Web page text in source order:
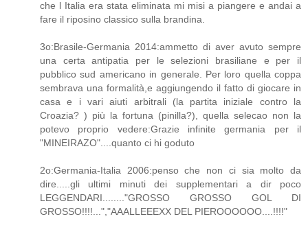
che l Italia era stata eliminata mi misi a piangere e andai a
fare il riposino classico sulla brandina.
3o:Brasile-Germania 2014:ammetto di aver avuto sempre
una certa antipatia per le selezioni brasiliane e per il
pubblico sud americano in generale. Per loro quella coppa
sembrava una formalità,e aggiungendo il fatto di giocare in
casa e i vari aiuti arbitrali (la partita iniziale contro la
Croazia? ) più la fortuna (pinilla?), quella selecao non la
potevo proprio vedere:Grazie infinite germania per il
"MINEIRAZO"....quanto ci hi goduto
2o:Germania-Italia 2006:penso che non ci sia molto da
dire.....gli ultimi minuti dei supplementari a dir poco
LEGGENDARI........"GROSSO GROSSO GOL DI
GROSSO!!!!...","AAALLEEEXX DEL PIEROOOOOO....!!!!"